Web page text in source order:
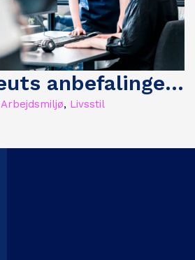
Ergoterapeuts anbefalinger til den ergonomiske arbejdsstation
Arbejdsmiljø, Livsstil